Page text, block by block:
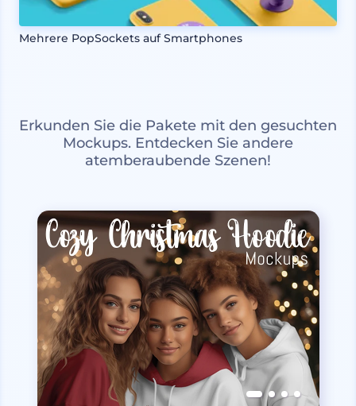
Mehrere PopSockets auf Smartphones
Erkunden Sie die Pakete mit den gesuchten
Mockups. Entdecken Sie andere
atemberaubende Szenen!